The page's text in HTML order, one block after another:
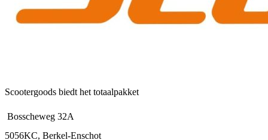
Scootergoods biedt het totaalpakket
Bosscheweg 32A
5056KC, Berkel-Enschot